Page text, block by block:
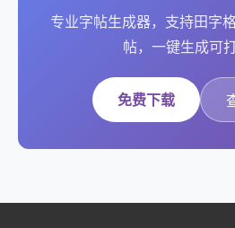
专业字帖生成器，支持田字
帖，一键生成可
免费下载